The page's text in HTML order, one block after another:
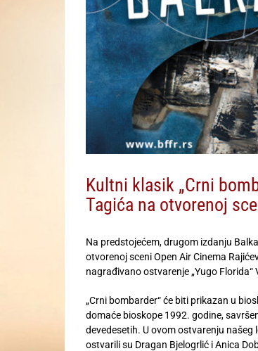
Kultni klasik „Crni
Tagića na otvorenoj
Na predstojećem, drugom izdanju
otvorenoj sceni Open Air Cinema
nagrađivano ostvarenje „Yugo Florida“
„Crni bombarder“ će biti prikazan u
domaće bioskope 1992. godine,
devedesetih. U ovom ostvarenju
ostvarili su Dragan Bjelogrlić i Anica